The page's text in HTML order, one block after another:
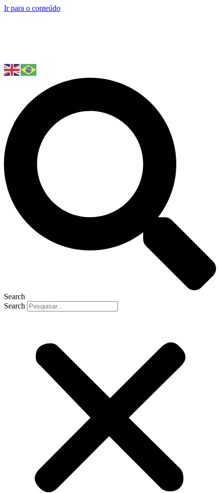
Ir para o conteúdo
Search
Search